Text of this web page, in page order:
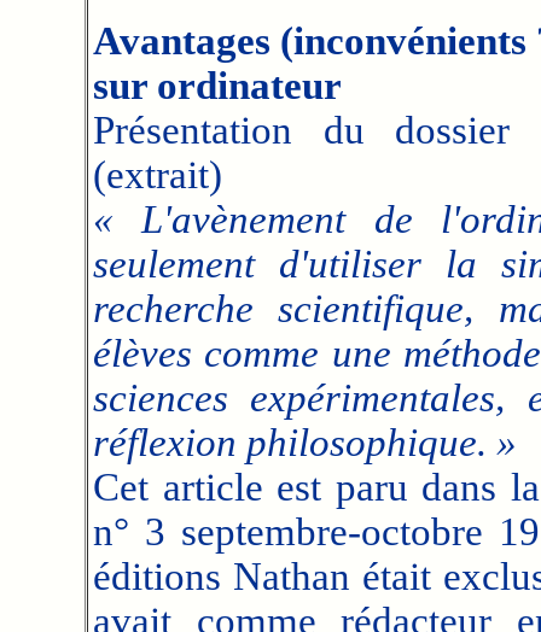
Avantages
sur ordinateur
Présentation du
(extrait)
« L'avènement de
seulement d'utiliser la
recherche scientifique,
élèves comme une
sciences
réflexion philosophique. »
Cet article est paru dans
n° 3 septembre-octobre
éditions Nathan était
avait comme rédacteur